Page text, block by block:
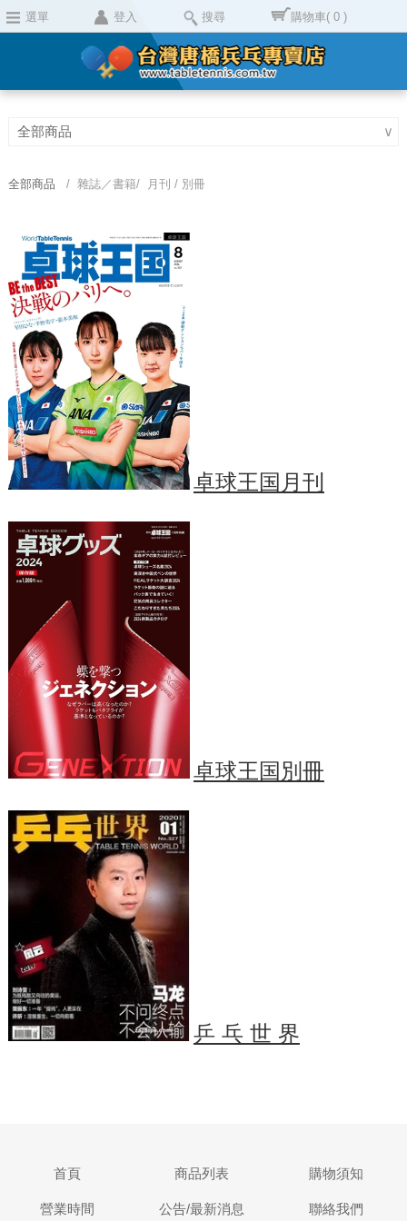
選單 登入 搜尋 購物車( 0 )
全部商品 ∨
全部商品 / 雜誌／書籍/ 月刊 / 別冊
卓球王国月刊
卓球王国別冊
乒 乓 世 界
首頁 商品列表 購物須知
營業時間 公告/最新消息 聯絡我們